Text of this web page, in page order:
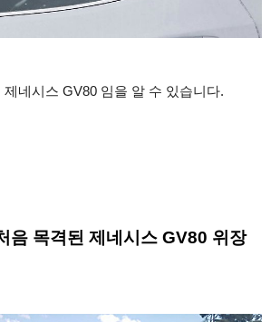
제네시스 GV80 임을 알 수 있습니다.
음 목격된 제네시스 GV80 위장